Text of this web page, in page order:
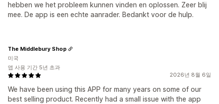
hebben we het probleem kunnen vinden en oplossen. Zeer blij
mee. De app is een echte aanrader. Bedankt voor de hulp.
2026년 8월 6일
We have been using this APP for many years on some of our
best selling product. Recently had a small issue with the app
The Middlebury Shop
미국
앱 사용 기간 5년 초과